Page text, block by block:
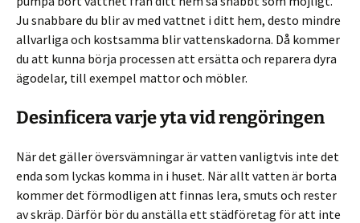
Ju snabbare du blir av med vattnet i ditt hem, desto mindre
allvarliga och kostsamma blir vattenskadorna. Då kommer
du att kunna börja processen att ersätta och reparera dyra
ägodelar, till exempel mattor och möbler.
Desinficera varje yta vid rengöringen
När det gäller översvämningar är vatten vanligtvis inte det
enda som lyckas komma in i huset. När allt vatten är borta
kommer det förmodligen att finnas lera, smuts och rester
av skräp. Därför bör du anställa ett städföretag för att inte